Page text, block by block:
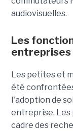
audiovisuelles.
Les
entreprises
Les petites et
été
l'adoption de
entreprise. Les
cadre des